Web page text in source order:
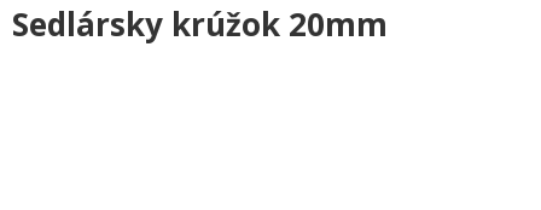
Sedlársky krúžok 20mm